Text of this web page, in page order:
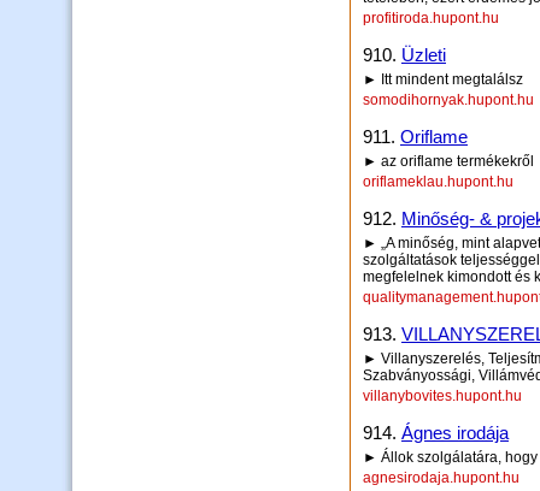
profitiroda.hupont.hu
910. Üzleti
► Itt mindent megtalálsz
somodihornyak.hupont.hu
911. Oriflame
► az oriflame termékekről
oriflameklau.hupont.hu
912. Minőség- &
► „A minőség, mint
szolgáltatások
megfelelnek kimondott és
913.
► Villanyszerelés,
Szabványossági,
villanybovites.hupont.hu
914. Ágnes irodája
► Állok szolgálatára, hogy
agnesirodaja.hupont.hu